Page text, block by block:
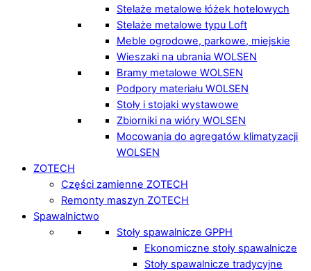
Stelaże metalowe łóżek hotelowych
Stelaże metalowe typu Loft
Meble ogrodowe, parkowe, miejskie
Wieszaki na ubrania WOLSEN
Bramy metalowe WOLSEN
Podpory materiału WOLSEN
Stoły i stojaki wystawowe
Zbiorniki na wióry WOLSEN
Mocowania do agregatów klimatyzacji
WOLSEN
ZOTECH
Części zamienne ZOTECH
Remonty maszyn ZOTECH
Spawalnictwo
Stoły spawalnicze GPPH
Ekonomiczne stoły spawalnicze
Stoły spawalnicze tradycyjne